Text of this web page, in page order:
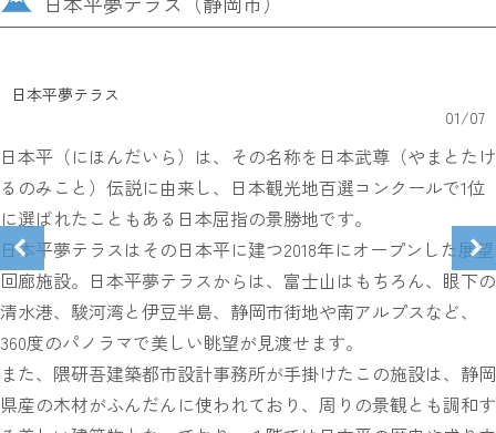
日本平夢テラス
01/07
日本平（にほんだいら）は、その名称を日本武尊（やまとたけ
るのみこと）伝説に由来し、日本観光地百選コンクールで1位
に選ばれたこともある日本屈指の景勝地です。
日本平夢テラスはその日本平に建つ2018年にオープンした展望
回廊施設。日本平夢テラスからは、富士山はもちろん、眼下の
清水港、駿河湾と伊豆半島、静岡市街地や南アルプスなど、
360度のパノラマで美しい眺望が見渡せます。
また、隈研吾建築都市設計事務所が手掛けたこの施設は、静岡
県産の木材がふんだんに使われており、周りの景観とも調和す